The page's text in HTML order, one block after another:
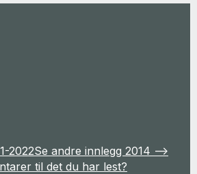
2022Se andre innlegg 2014 -->
til det du har lest?